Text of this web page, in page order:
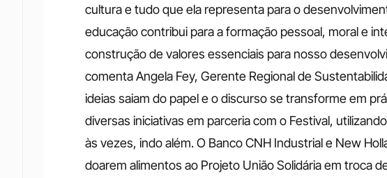
cultura e tudo que ela representa para o
educação contribui para a formação pessoal, moral e
construção de valores essenciais para nosso
comenta Angela Fey, Gerente Regional de
ideias saiam do papel e o discurso se transforme em
diversas iniciativas em parceria com o Festival,
às vezes, indo além. O Banco CNH Industrial e New
doarem alimentos ao Projeto União Solidária em troca